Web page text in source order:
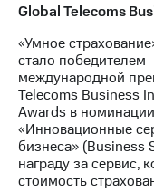
Global Telecoms
«Умное
стало победителем
международной
Telecoms Business
Awards в номинации
«Инновационные
бизнеса»
награду за сервис,
стоимость